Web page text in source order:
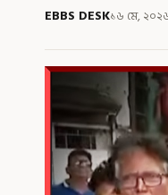
EBBS DESK১৬ মে,